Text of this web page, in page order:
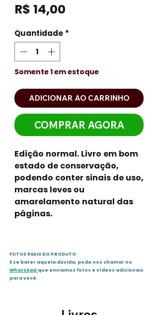
R$ 14,00
Quantidade *
Somente 1 em estoque
ADICIONAR AO CARRINHO
COMPRAR AGORA
Edição normal. Livro em bom
estado de conservação,
podendo conter sinais de uso,
marcas leves ou
amarelamento natural das
páginas.
FOTOS REAIS DO PRODUTO
E se bater aquela dúvida, pode nos chamar no
WhatsApp que enviamos fotos e vídeos adicionais
para você.